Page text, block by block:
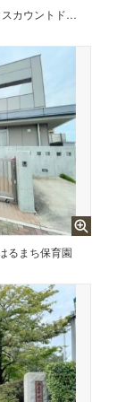
現地から700m 【ディスカウントドラッグコスモス 長者原店】営業時間:10:00～21:00。医薬品や化粧品だけでなく、食品、日用品、ペット用品なども揃っています。
るまち保育園